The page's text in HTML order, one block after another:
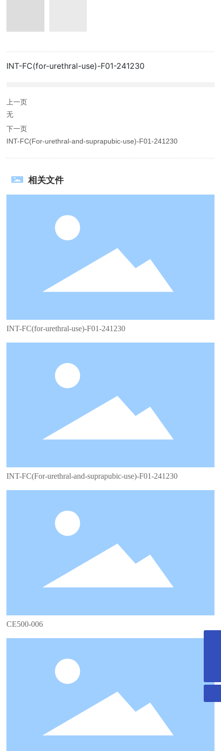
INT-FC(for-urethral-use)-F01-241230
上一页
无
下一页
INT-FC(For-urethral-and-suprapubic-use)-F01-241230
相关文件
INT-FC(for-urethral-use)-F01-241230
INT-FC(For-urethral-and-suprapubic-use)-F01-241230
CE500-006